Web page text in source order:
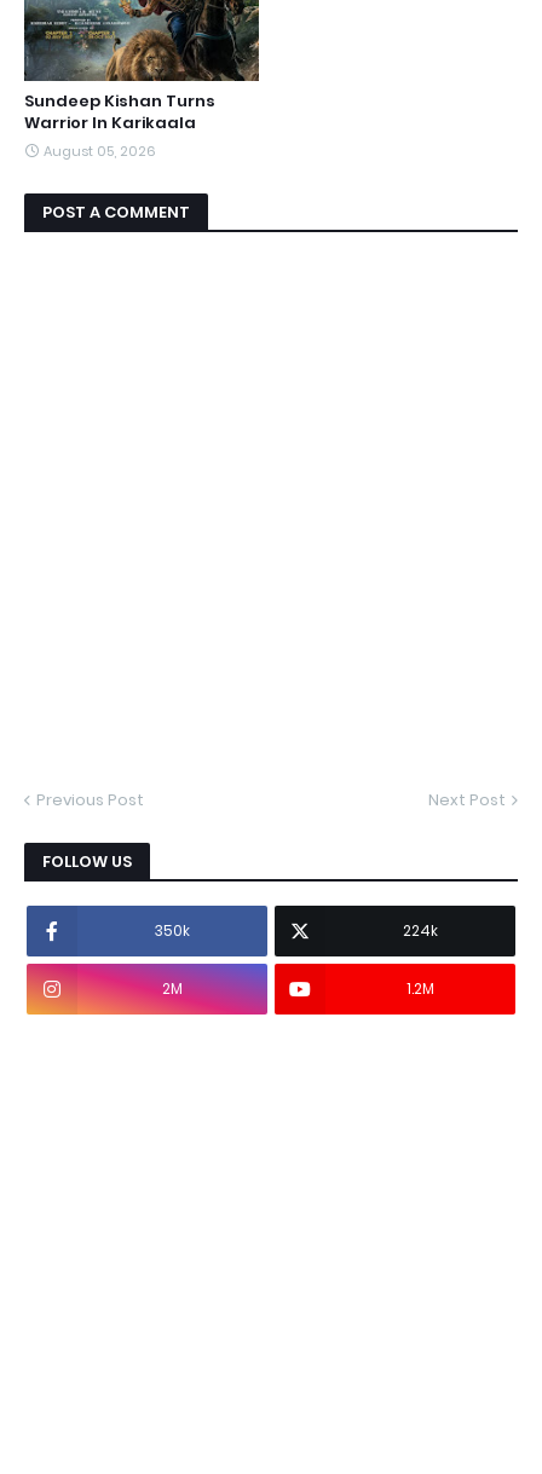
Sundeep Kishan Turns
Warrior In Karikaala
August 05, 2026
POST A COMMENT
Previous Post Next Post
FOLLOW US
350k 224k
2M 1.2M